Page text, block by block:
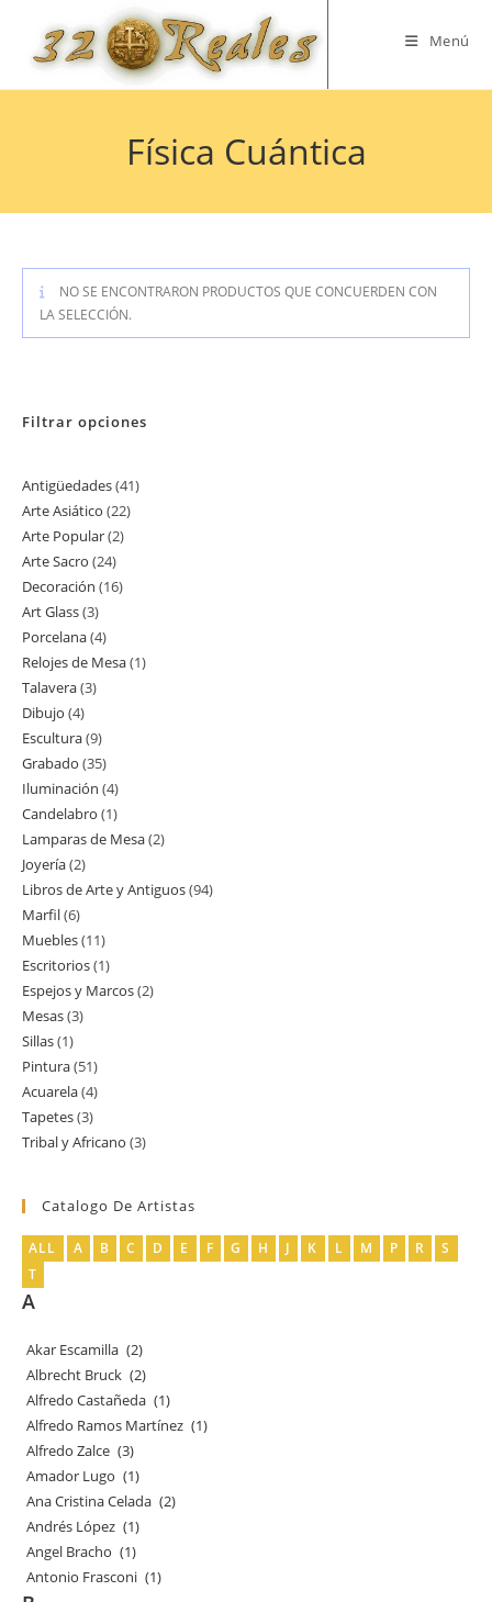
contenido
Menú
Física Cuántica
NO SE ENCONTRARON PRODUCTOS QUE CONCUERDEN CON
LA SELECCIÓN.
Filtrar opciones
Antigüedades 4141
Arte Asiático 2222
Arte Popular 22
Arte Sacro 2424
productos
Decoración 1616
Art Glass 33
productos
Porcelana 44
productos
Relojes de Mesa 11
Talavera 33
Dibujo 44
productos
Escultura 99
productos
Grabado 3535
productos
Iluminación 44
productos
Candelabro 11
producto
Lamparas de Mesa 22
Joyería 22
productos
Libros de Arte y Antiguos 9494
Marfil 66
productos
Muebles 1111
productos
Escritorios 11
producto
Espejos y Marcos 22
Mesas 33
Sillas 11
producto
Pintura 5151
productos
Acuarela 44
productos
Tapetes 33
productos
Tribal y Africano 33
Catalogo De Artistas
ALL A B C D E F G H J K L M P R
S
T
A
Akar Escamilla (2)
Albrecht Bruck (2)
Alfredo Castañeda (1)
Alfredo Ramos Martínez (1)
Alfredo Zalce (3)
Amador Lugo (1)
Ana Cristina Celada (2)
Andrés López (1)
Angel Bracho (1)
Antonio Frasconi (1)